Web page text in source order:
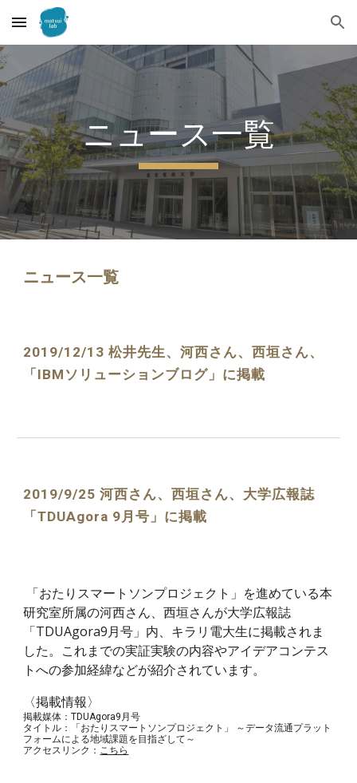
Skip to main content Skip to navigation
ニュース一覧
ニュース一覧
2019/12/13 松井先生、河西さん、西垣さん、
「IBMソリューションブログ」に掲載
2019/9/25 河西さん、西垣さん、大学広報誌
「TDUAgora 9月号」に掲載
「おたりスマートソンプロジェクト」を進めている本
研究室所属の河西さん、西垣さんが大学広報誌
「TDUAgora9月号」内、キラリ電大生に掲載されま
した。これまでの実証実験の内容やアイデアコンテス
トへの参加経緯などが紹介されています。
〈掲載情報〉
掲載媒体：TDUAgora9月号
タイトル：「おたりスマートソンプロジェクト」 ～データ流通プラット
フォームによる地域課題を目指ざして～
アクセスリンク： こちら